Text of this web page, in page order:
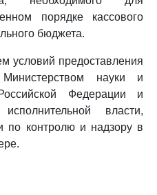
порядке кассового
бюджета.
условий предоставления
Министерством науки и
Федерации и
власти,
по контролю и надзору в